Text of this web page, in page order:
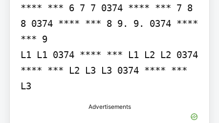
**** *** 6 7 7 0374 **** *** 7 8
8 0374 **** *** 8 9. 9. 0374 ****
*** 9
L1 L1 0374 **** *** L1 L2 L2 0374
**** *** L2 L3 L3 0374 **** ***
L3
Advertisements